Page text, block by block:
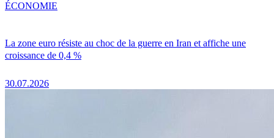
La zone euro résiste au choc de la guerre en Iran et affiche une
croissance de 0,4 %
30.07.2026
ÉCONOMIE